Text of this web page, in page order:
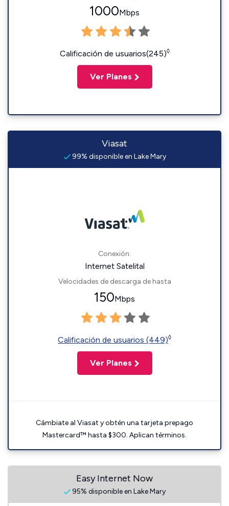
1000Mbps
Calificación de usuarios(245)◊
Ver Planes
Viasat
99% disponible en Lake Mary
Conexión:
Internet Satelital
Velocidades de descarga de hasta
150Mbps
Calificación de usuarios (449)◊
Ver Planes
Cámbiate al Viasat y obtén una tarjeta prepago
Mastercard™ hasta $300. Aplican términos.
Easy Internet Now
95% disponible en Lake Mary